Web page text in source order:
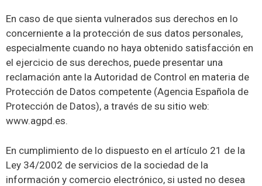
En caso de que sienta vulnerados sus derechos en lo
concerniente a la protección de sus datos personales,
especialmente cuando no haya obtenido satisfacción en
el ejercicio de sus derechos, puede presentar una
reclamación ante la Autoridad de Control en materia de
Protección de Datos competente (Agencia Española de
Protección de Datos), a través de su sitio web:
www.agpd.es.
En cumplimiento de lo dispuesto en el artículo 21 de la
Ley 34/2002 de servicios de la sociedad de la
información y comercio electrónico, si usted no desea